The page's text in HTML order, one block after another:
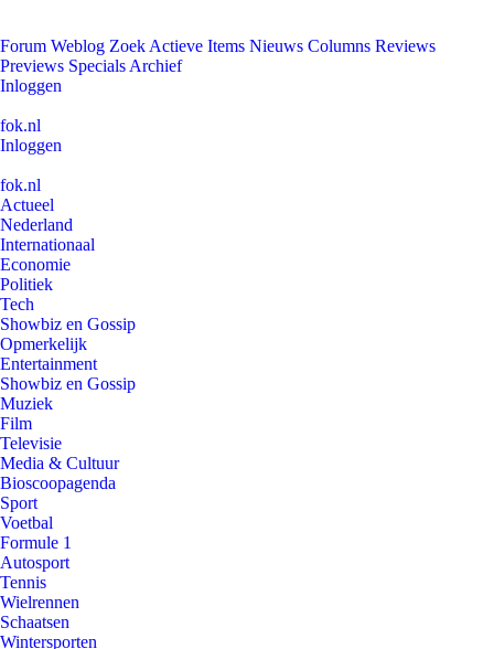
Forum Weblog Zoek Actieve Items Nieuws Columns Reviews
Previews Specials Archief
Inloggen
fok.nl
Inloggen
fok.nl
Actueel
Nederland
Internationaal
Economie
Politiek
Tech
Showbiz en Gossip
Opmerkelijk
Entertainment
Showbiz en Gossip
Muziek
Film
Televisie
Media & Cultuur
Bioscoopagenda
Sport
Voetbal
Formule 1
Autosport
Tennis
Wielrennen
Schaatsen
Wintersporten